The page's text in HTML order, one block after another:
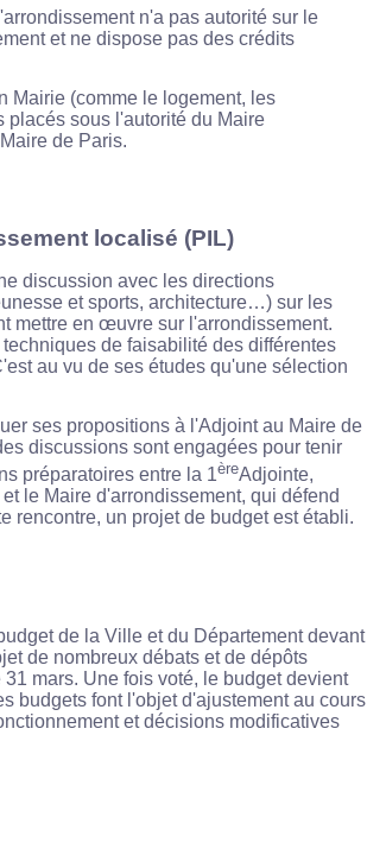
n'a pas autorité sur le
et ne dispose pas des crédits
Mairie (comme le logement, les
sous l'autorité du Maire
de Paris.
localisé (PIL)
discussion avec les directions
et sports, architecture…) sur les
mettre en œuvre sur l'arrondissement.
de faisabilité des différentes
au vu de ses études qu'une sélection
ses propositions à l'Adjoint au Maire de
discussions sont engagées pour tenir
préparatoires entre la 1èreAdjointe,
le Maire d'arrondissement, qui défend
rencontre, un projet de budget est établi.
de la Ville et du Département devant
de nombreux débats et de dépôts
mars. Une fois voté, le budget devient
budgets font l'objet d'ajustement au cours
et décisions modificatives